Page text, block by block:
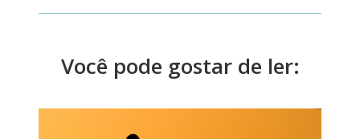
Você pode gostar de ler: